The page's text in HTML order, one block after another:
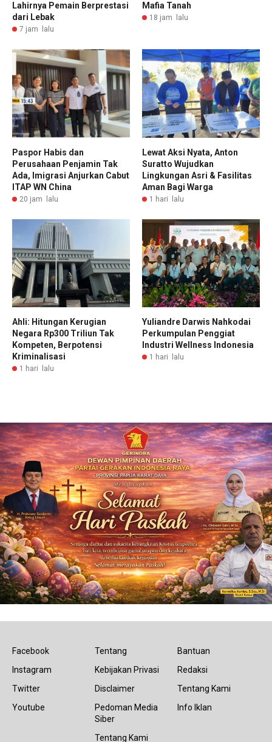
Lahirnya Pemain Berprestasi
dari Lebak
7 jam lalu
Mafia Tanah
18 jam lalu
Paspor Habis dan
Perusahaan Penjamin Tak
Ada, Imigrasi Anjurkan Cabut
ITAP WN China
20 jam lalu
Lewat Aksi Nyata, Anton
Suratto Wujudkan
Lingkungan Asri & Fasilitas
Aman Bagi Warga
1 hari lalu
Ahli: Hitungan Kerugian
Negara Rp300 Triliun Tak
Kompeten, Berpotensi
Kriminalisasi
1 hari lalu
Yuliandre Darwis Nahkodai
Perkumpulan Penggiat
Industri Wellness Indonesia
1 hari lalu
Facebook
Instagram
Twitter
Youtube
Tentang
Kebijakan Privasi
Disclaimer
Pedoman Media
Siber
Tentang Kami
Bantuan
Redaksi
Tentang Kami
Info Iklan